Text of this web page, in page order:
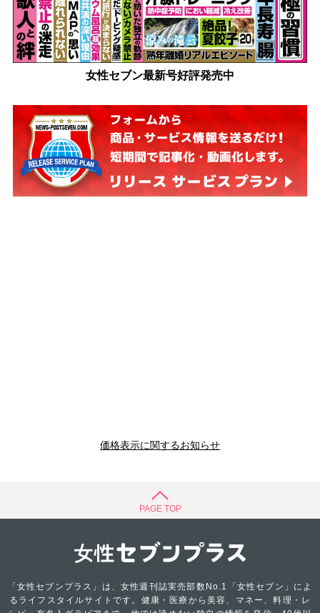
女性セブン最新号好評発売中
価格表示に関するお知らせ
PAGE TOP
「女性セブンプラス」は、女性週刊誌実売部数No.1「女性セブン」によ
るライフスタイルサイトです。健康・医療から美容、マネー、料理・レ